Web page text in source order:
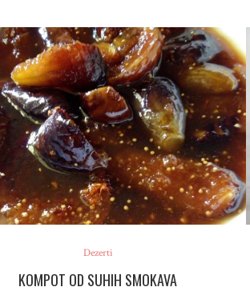
Dezerti
KOMPOT OD SUHIH SMOKAVA